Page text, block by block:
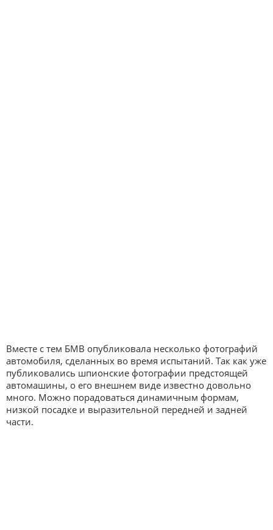
Вместе с тем БМВ опубликовала несколько фотографий
автомобиля, сделанных во время испытаний. Так как уже
публиковались шпионские фотографии предстоящей
автомашины, о его внешнем виде известно довольно
много. Можно порадоваться динамичным формам,
низкой посадке и выразительной передней и задней
части.